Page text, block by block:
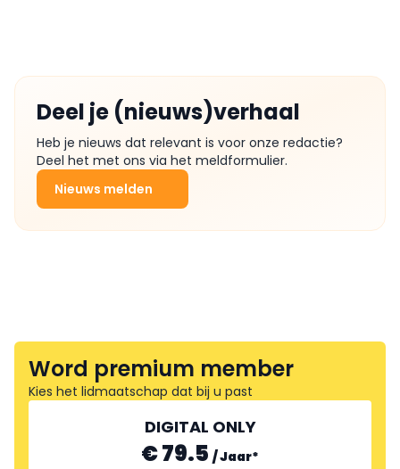
Deel je (nieuws)verhaal
Heb je nieuws dat relevant is voor onze redactie?
Deel het met ons via het meldformulier.
Nieuws melden
Word premium member
Kies het lidmaatschap dat bij u past
DIGITAL ONLY
€ 79.5 /Jaar*